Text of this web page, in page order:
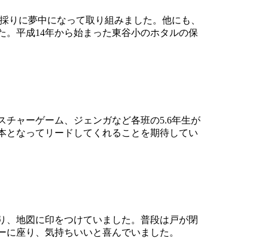
に夢中になって取り組みました。他にも、
。平成14年から始まった東谷小のホタルの保
ャーゲーム、ジェンガなど各班の5.6年生が
なってリードしてくれることを期待してい
地図に印をつけていました。普段は戸が閉
座り、気持ちいいと喜んでいました。